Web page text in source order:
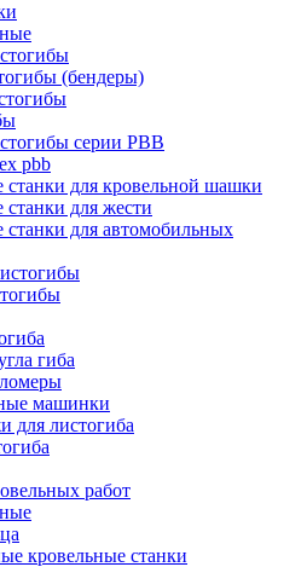
(бендеры)
серии PBB
pbb
станки для кровельной шашки
для жести
для автомобильных
гиба
машинки
для листогиба
работ
кровельные станки